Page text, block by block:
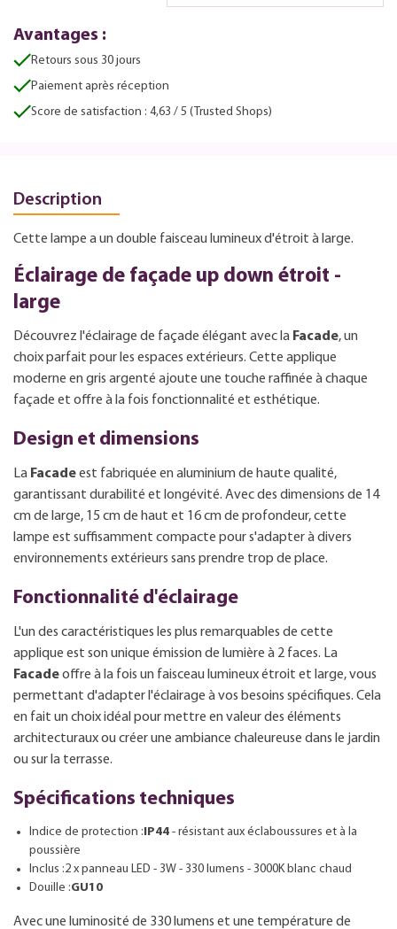
Avantages :
Retours sous 30 jours
Paiement après réception
Score de satisfaction : 4,63 / 5 (Trusted Shops)
Description
Cette lampe a un double faisceau lumineux d'étroit à large.
Éclairage de façade up down étroit -
large
Découvrez l'éclairage de façade élégant avec la Facade, un
choix parfait pour les espaces extérieurs. Cette applique
moderne en gris argenté ajoute une touche raffinée à chaque
façade et offre à la fois fonctionnalité et esthétique.
Design et dimensions
La Facadeest fabriquée en aluminium de haute qualité,
garantissant durabilité et longévité. Avec des dimensions de 14
cm de large, 15 cm de haut et 16 cm de profondeur, cette
lampe est suffisamment compacte pour s'adapter à divers
environnements extérieurs sans prendre trop de place.
Fonctionnalité d'éclairage
L'un des caractéristiques les plus remarquables de cette
applique est son unique émission de lumière à 2 faces. La
Facadeoffre à la fois un faisceau lumineux étroit et large, vous
permettant d'adapter l'éclairage à vos besoins spécifiques. Cela
en fait un choix idéal pour mettre en valeur des éléments
architecturaux ou créer une ambiance chaleureuse dans le jardin
ou sur la terrasse.
Spécifications techniques
Indice de protection :IP44 - résistant aux éclaboussures et à la
poussière
Inclus :2 x panneau LED - 3W - 330 lumens - 3000K blanc chaud
Douille :GU10
Avec une luminosité de 330 lumens et une température de